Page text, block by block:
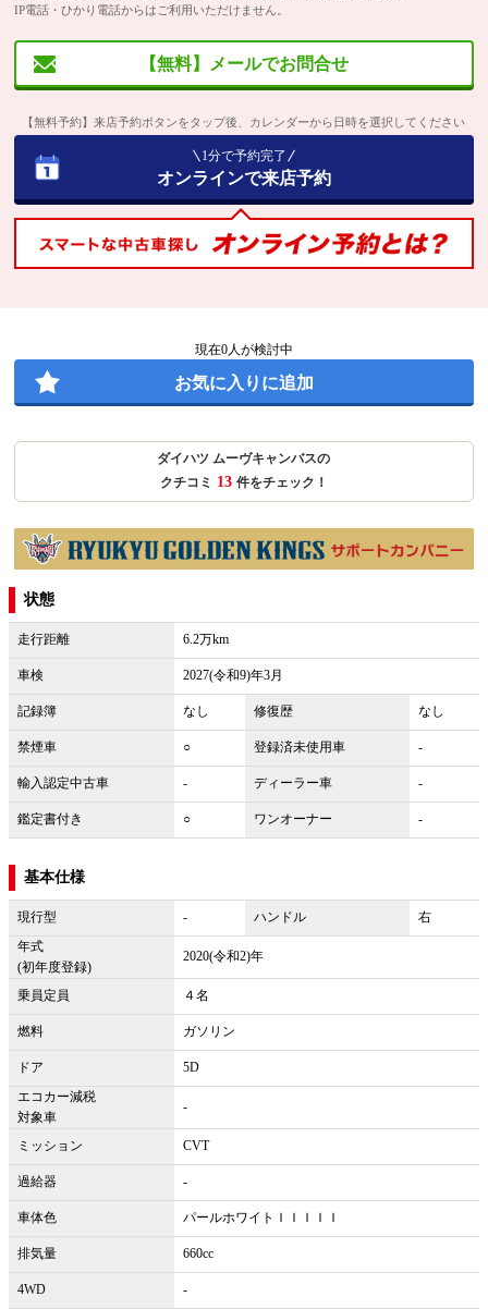
IP電話・ひかり電話からはご利用いただけません。
【無料】メールでお問合せ
【無料予約】来店予約ボタンをタップ後、カレンダーから日時を選択してください
1分で予約完了
オンラインで来店予約
現在0人が検討中
お気に入りに追加
ダイハツ ムーヴキャンバスの
クチコミ 13 件をチェック！
状態
走行距離 6.2万km
車検 2027(令和9)年3月
記録簿 なし 修復歴 なし
禁煙車 ○ 登録済未使用車 -
輸入認定中古車 - ディーラー車 -
鑑定書付き ○ ワンオーナー -
基本仕様
現行型 - ハンドル
右
年式
(初年度登録)
2020(令和2)年
乗員定員 ４名
燃料 ガソリン
ドア
5D
エコカー減税
対象車
-
ミッション CVT
過給器 -
車体色 パールホワイトＩＩＩＩＩ
排気量 660cc
4WD -